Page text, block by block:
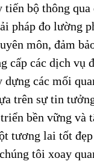
bộ thông qua
pháp đo lường
môn, đảm
cấp các dịch vụ
dựng các mối
trên sự tin
bền vững và
tương lai tốt
tôi xoay